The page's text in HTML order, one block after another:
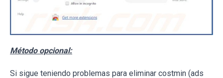
Método opcional:
Si sigue teniendo problemas para eliminar costmin (ads